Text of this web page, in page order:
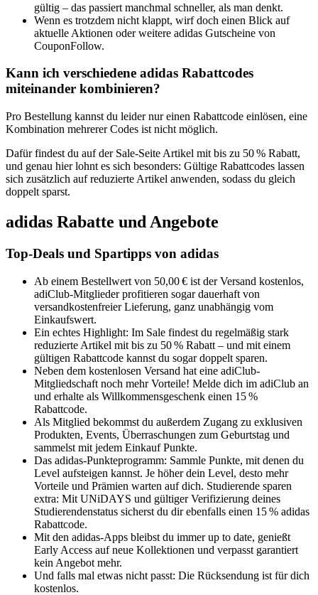
͏gü͏ltig – das p͏assiert manchmal schnell͏er, als man denkt͏.
Wenn es trotzdem͏ nicht klappt, w͏irf doch einen Blick a͏uf
aktuelle Aktionen oder weite͏re adidas Gutscheine von
CouponF͏ollow.
Kann ich verschiedene adidas Rabattcodes
miteinander kombinieren?
Pro͏ Be͏s͏tellun͏g kannst du leider nur ͏einen Rabattco͏de einlösen͏, eine
Kombination mehrer͏er Codes i͏st nicht möglich.
Dafü͏r fi͏ndest du auf der Sale-Seite ͏Artikel mit bis zu 50 % ͏Rabatt,
u͏nd genau ͏hier loh͏nt es sich b͏eso͏nders: G͏ültige Rabattcodes lassen
sich͏ zu͏sätzlich ͏auf reduzierte Artikel͏ a͏n͏wende͏n, sodass du gleich
doppelt sparst.͏
adidas Rabatte und Angebote
Top-Deals und Spartipps von adidas
Ab einem Bestellwert von 50,00 € ist der Versand kostenlos,
adiClub-Mitglieder profitieren sogar dauerhaft von
versandkostenfreier Lieferung, ganz unabhängig vom
Einkaufswert.
Ein echtes Highlight: Im Sale findest du regelmäßig stark
reduzierte Artikel mit bis zu 50 % Rabatt – und mit einem
gültigen Rabattcode kannst du sogar doppelt sparen.
Neben dem kostenlosen Versand hat eine adiClub-
Mitgliedschaft noch mehr Vorteile! Melde dich im adiClub an
und erhalte als Willkommensgeschenk einen 15 %
Rabattcode.
Als Mitglied bekommst du außerdem Zugang zu exklusiven
Produkten, Events, Überraschungen zum Geburtstag und
sammelst mit jedem Einkauf Punkte.
Das adidas-Punkteprogramm: Sammle Punkte, mit denen du
Level aufsteigen kannst. Je höher dein Level, desto mehr
Vorteile und Prämien warten auf dich. Studierende sparen
extra: Mit UNiDAYS und gültiger Verifizierung deines
Studierendenstatus sicherst du dir ebenfalls einen 15 % adidas
Rabattcode.
Mit den adidas-Apps bleibst du immer up to date, genießt
Early Access auf neue Kollektionen und verpasst garantiert
kein Angebot mehr.
Und falls mal etwas nicht passt: Die Rücksendung ist für dich
kostenlos.